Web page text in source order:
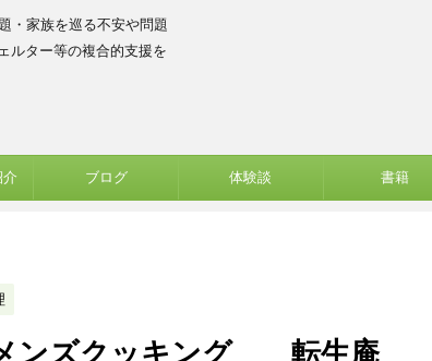
・家族を巡る不安や問題
ルター等の複合的支援を
介 ブログ 体験談 書籍
ンズクッキング 転生庵